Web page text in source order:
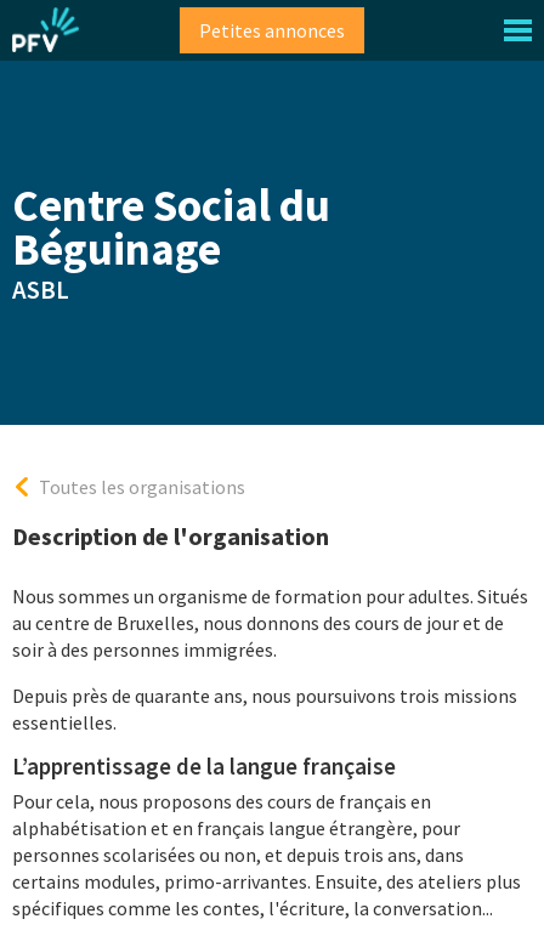
au
contenu
Petites annonces
Centre Social du
Béguinage
ASBL
Toutes les organisations
Description de l'organisation
Nous sommes un organisme de formation pour adultes. Situés
au centre de Bruxelles, nous donnons des cours de jour et de
soir à des personnes immigrées.
Depuis près de quarante ans, nous poursuivons trois missions
essentielles.
L’apprentissage de la langue française
Pour cela, nous proposons des cours de français en
alphabétisation et en français langue étrangère, pour
personnes scolarisées ou non, et depuis trois ans, dans
certains modules, primo-arrivantes. Ensuite, des ateliers plus
spécifiques comme les contes, l'écriture, la conversation...